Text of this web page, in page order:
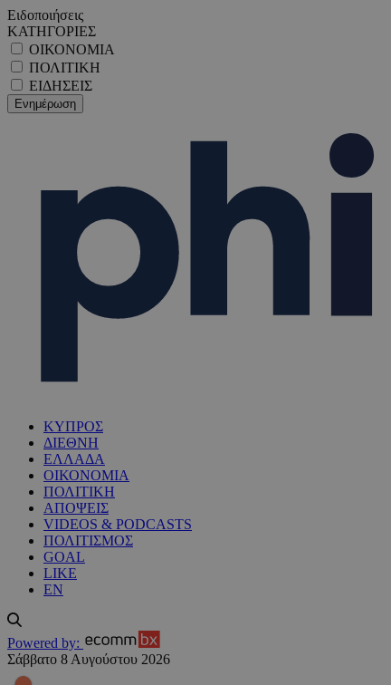
Ειδοποιήσεις
ΚΑΤΗΓΟΡΙΕΣ
ΟΙΚΟΝΟΜΙΑ
ΠΟΛΙΤΙΚΗ
ΕΙΔΗΣΕΙΣ
ΚΥΠΡΟΣ
ΔΙΕΘΝΗ
ΕΛΛΑΔΑ
ΟΙΚΟΝΟΜΙΑ
ΠΟΛΙΤΙΚΗ
ΑΠΟΨΕΙΣ
VIDEOS & PODCASTS
ΠΟΛΙΤΙΣΜΟΣ
GOAL
LIKE
EN
Powered by:
Σάββατο 8 Αυγούστου 2026